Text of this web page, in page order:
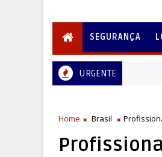
SEGURANÇA
URGENTE
Home Brasil